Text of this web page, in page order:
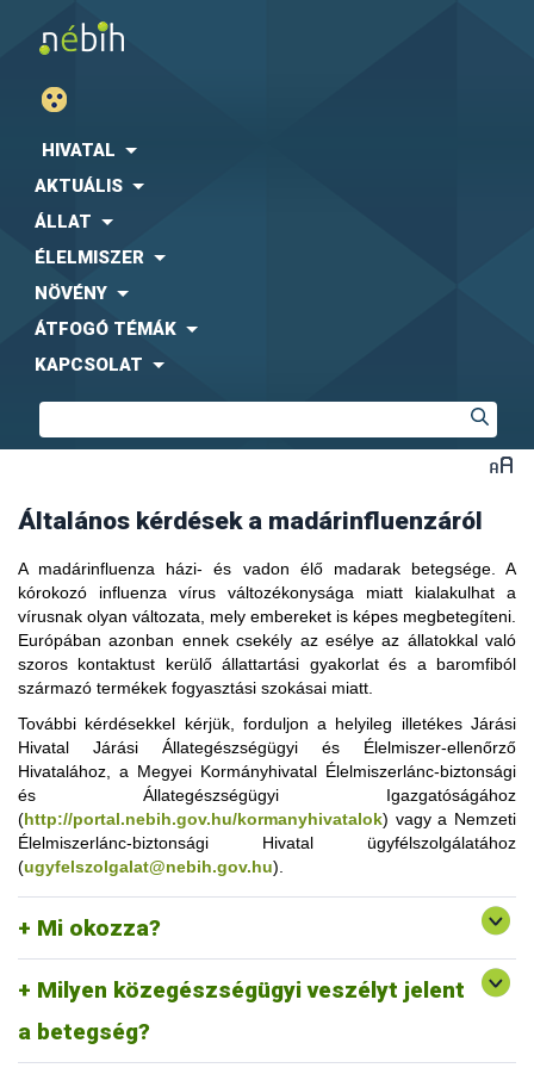
HIVATAL
AKTUÁLIS
ÁLLAT
ÉLELMISZER
NÖVÉNY
ÁTFOGÓ TÉMÁK
KAPCSOLAT
Általános kérdések a madárinfluenzáról
A madárinfluenza házi- és vadon élő madarak betegsége. A
kórokozó influenza vírus változékonysága miatt kialakulhat a
vírusnak olyan változata, mely embereket is képes megbetegíteni.
Európában azonban ennek csekély az esélye az állatokkal való
szoros kontaktust kerülő állattartási gyakorlat és a baromfiból
származó termékek fogyasztási szokásai miatt.
További kérdésekkel kérjük, forduljon a helyileg illetékes Járási
Hivatal Járási Állategészségügyi és Élelmiszer-ellenőrző
Hivatalához, a Megyei Kormányhivatal Élelmiszerlánc-biztonsági
és Állategészségügyi Igazgatóságához
(http://portal.nebih.gov.hu/kormanyhivatalok) vagy a Nemzeti
Élelmiszerlánc-biztonsági Hivatal ügyfélszolgálatához
(ugyfelszolgalat@nebih.gov.hu).
Mi okozza?
A madárinfluenza vírusa az Orthomyxo vírusok családjába
tartozik, azon belül is az A típusba. A madárinfluenza
vírustörzsek megbetegítő képességük alapján két nagy
csoportba (alacsony és magas patogenitású) sorolhatóak. A
vírus, hasonlóan a többi influenzavírushoz, genetikailag
változékony, a felületén lévő fehérjekomponensek (H és N
antigének) különböző módon variálódhatnak, a legerősebb
megbetegítő képessége a H5 és H7 altípusoknak van. A
tünetek sokfélesége, bizonyos esetekben jellegtelensége miatt
a betegség megállapításához speciális, a vírust vagy annak
töredékeit kimutató laboratóriumi vizsgálatokra van szükség.
Milyen közegészségügyi veszélyt jelent
a betegség?
A jelenlegi madárinfluenza járvány (H5N8) kitörése óta ezzel
összefüggésbe hozható emberi megbetegedés Európában
eddig nem fordult elő. A megelőzés hatékony módszere a
fertőzésre gyanús madarakkal való közvetlen érintkezés
kerülése, illetve a baromfitelepen dolgozónak ajánlott orrot és
Továbbá fokozottan figyelni kell a személyi higiéniára,
kézmosásra, kézfertőtlenítésre.